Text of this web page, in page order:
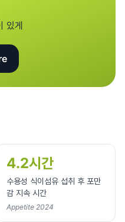
있게
4.2시간
수용성 식이섬유 섭취 후 포만
감 지속 시간
Appetite 2024